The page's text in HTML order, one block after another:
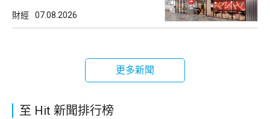
財經 07.08.2026
更多新聞
至 Hit 新聞排行榜